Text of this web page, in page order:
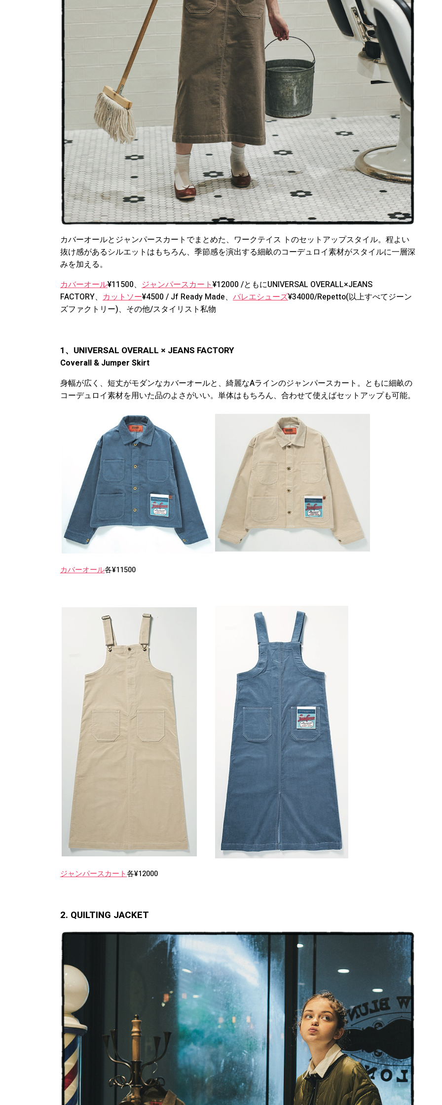
カバーオールとジャンパースカートでまとめた、ワークテイス トのセットアップスタイル。程よい
抜け感があるシルエットはもちろん、季節感を演出する細畝のコーデュロイ素材がスタイルに一層深
みを加える。
カバーオール¥11500、 ジャンパースカート¥12000 /ともにUNIVERSAL OVERALL×JEANS
FACTORY、 カットソー¥4500 / Jf Ready Made、 バレエシューズ¥34000/Repetto(以上すべてジーン
ズファクトリー)、その他/スタイリスト私物
1、UNIVERSAL OVERALL × JEANS FACTORY
Coverall & Jumper Skirt
身幅が広く、短丈がモダンなカバーオールと、綺麗なAラインのジャンパースカート。ともに細畝の
コーデュロイ素材を用いた品のよさがいい。単体はもちろん、合わせて使えばセットアップも可能。
カバーオール各¥11500
ジャンパースカート各¥12000
2. QUILTING JACKET